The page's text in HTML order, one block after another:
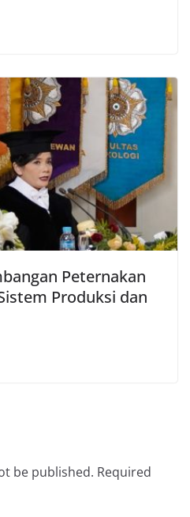
Peternakan
Produksi dan
be published. Required